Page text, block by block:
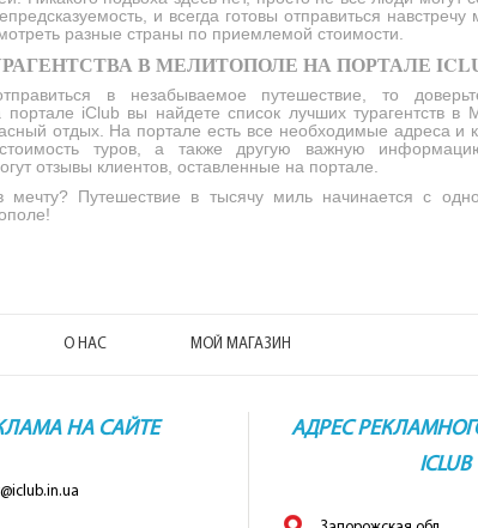
и всегда готовы отправиться навстречу
разные страны по приемлемой стоимости.
В МЕЛИТОПОЛЕ НА ПОРТАЛЕ
в незабываемое путешествие, то
iClub вы найдете список лучших турагентств в
отдых. На портале есть все необходимые адреса и
туров, а также другую важную
отзывы клиентов, оставленные на портале.
мечту? Путешествие в тысячу миль начинается с
О НАС МОЙ МАГАЗИН
НА САЙТЕ
АДРЕС
ICLUB